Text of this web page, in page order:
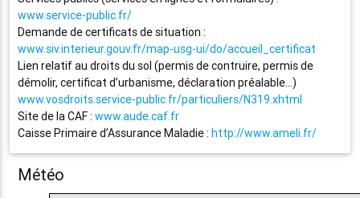
www.service-public.fr/
Demande de certificats de situation :
www.siv.interieur.gouv.fr/map-usg-ui/do/accueil_certificat
Lien relatif au droits du sol (permis de contruire, permis de
démolir, certificat d’urbanisme, déclaration préalable…)
www.vosdroits.service-public.fr/particuliers/N319.xhtml
Site de la CAF :www.aude.caf.fr
Caisse Primaire d’Assurance Maladie : http://www.ameli.fr/
Météo